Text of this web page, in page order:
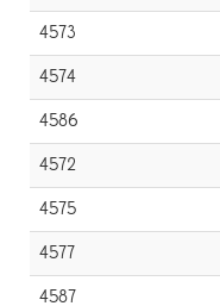
4573
4574
4586
4572
4575
4577
4587